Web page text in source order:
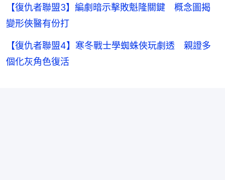
【復仇者聯盟3】編劇暗示擊敗魁隆關鍵 概念圖揭
變形俠醫有份打
【復仇者聯盟4】寒冬戰士學蜘蛛俠玩劇透 親證多
個化灰角色復活